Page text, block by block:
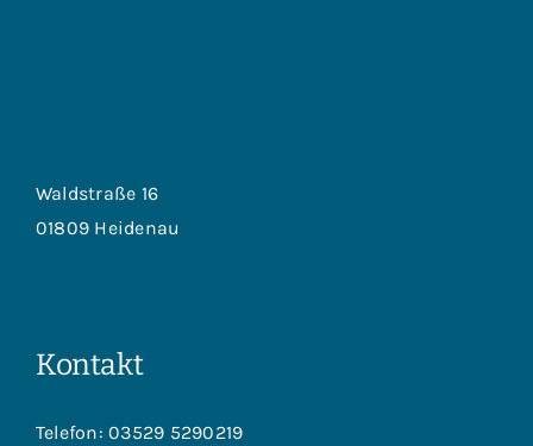
Waldstraße 16
01809 Heidenau
Kontakt
Telefon:03529 5290219